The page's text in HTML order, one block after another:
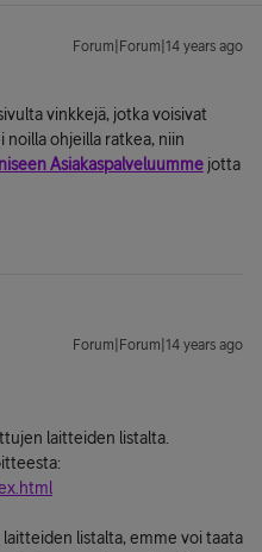
Forum|Forum|14 years ago
vinkkejä, jotka voisivat
ohjeilla ratkea, niin
Asiakaspalveluumme jotta
Forum|Forum|14 years ago
laitteiden listalta.
listalta, emme voi taata